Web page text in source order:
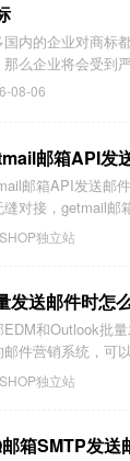
国内的企业对商标
那么企业将会受到
08-06
邮箱API发
邮箱API发送邮
缝对接，getmail邮
独立站
发送邮件时怎
EDM和Outlook批
邮件营销系统，可
独立站
箱SMTP发送